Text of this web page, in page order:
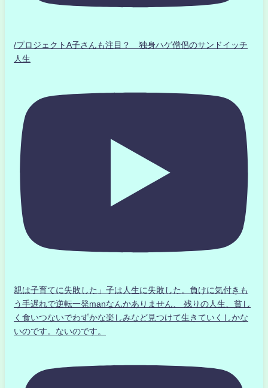
/プロジェクトA子さんも注目？ 独身ハゲ僧侶のサンドイッチ
人生
親は子育てに失敗した」子は人生に失敗した。負けに気付きも
う手遅れで逆転一発manなんかありません、 残りの人生、貧し
く食いつないでわずかな楽しみなど見つけて生きていくしかな
いのです。ないのです。